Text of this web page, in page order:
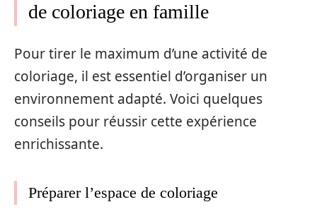
de coloriage en famille
Pour tirer le maximum d’une activité de
coloriage, il est essentiel d’organiser un
environnement adapté. Voici quelques
conseils pour réussir cette expérience
enrichissante.
Préparer l’espace de coloriage